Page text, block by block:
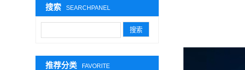
搜索 SEARCHPANEL
推荐分类 FAVORITE